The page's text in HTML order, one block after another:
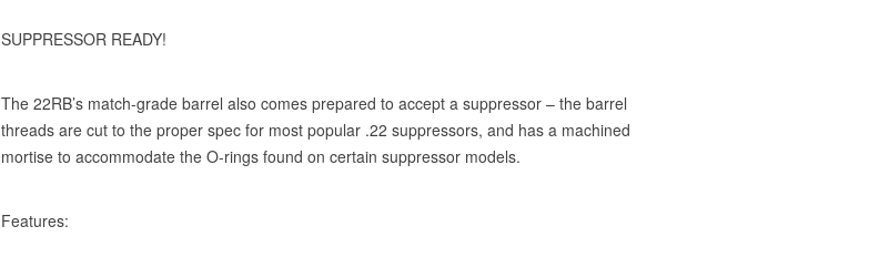
SUPPRESSOR READY!
The 22RB’s match-grade barrel also comes prepared to accept a suppressor – the barrel
threads are cut to the proper spec for most popular .22 suppressors, and has a machined
mortise to accommodate the O-rings found on certain suppressor models.
Features: